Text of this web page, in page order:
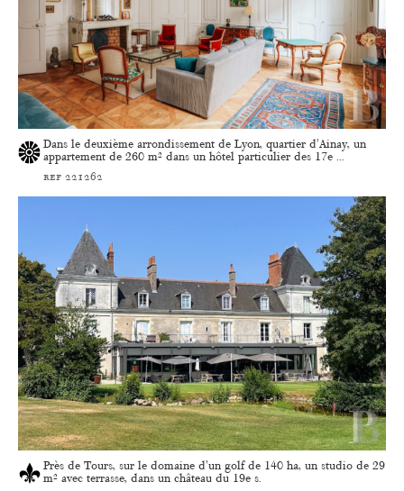
Dans le deuxième arrondissement de Lyon, quartier d'Ainay, un
appartement de 260 m² dans un hôtel particulier des 17e ...
ref 221262
Près de Tours, sur le domaine d'un golf de 140 ha, un studio de 29
m² avec terrasse, dans un château du 19e s.